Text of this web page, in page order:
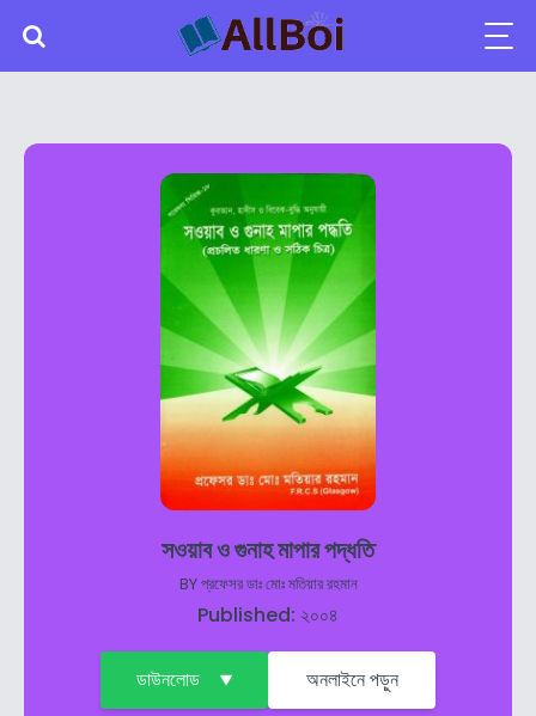
সওয়াব ও গুনাহ মাপার পদ্ধতি
BYপ্রফেসর ডাঃ মোঃ মতিয়ার রহমান
Published: ২০০৪
ডাউনলোড অনলাইনে পড়ুন